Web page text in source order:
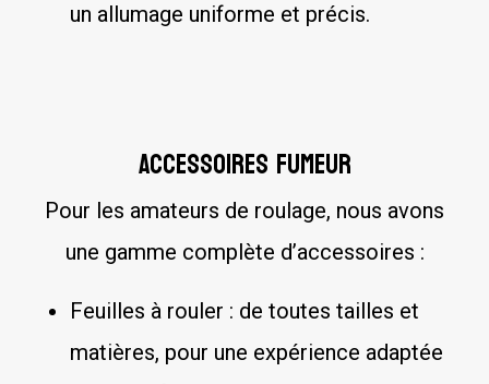
un allumage uniforme et précis.
Accessoires fumeur
Pour les amateurs de roulage, nous avons
une gamme complète d’accessoires :
Feuilles à rouler : de toutes tailles et
matières, pour une expérience adaptée